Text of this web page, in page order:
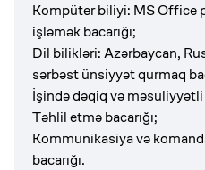
Kompüter biliyi: MS Office
işləmək bacarığı;
Dil bilikləri: Azərbaycan,
sərbəst ünsiyyət qurmaq
İşində dəqiq və
Təhlil etmə bacarığı;
Kommunikasiya və
bacarığı.